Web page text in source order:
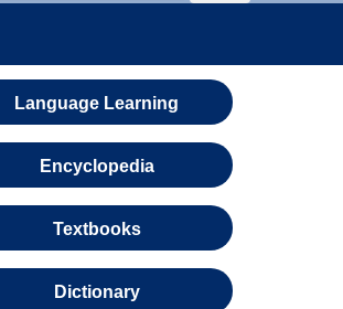
Language Learning
Encyclopedia
Textbooks
Dictionary